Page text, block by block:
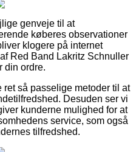
genveje til at
køberes observationer
klogere på internet
Red Band Lakritz Schnuller
din ordre.
så passelige metoder til at
Desuden ser vi
kunderne mulighed for at
service, som også
tilfredshed.